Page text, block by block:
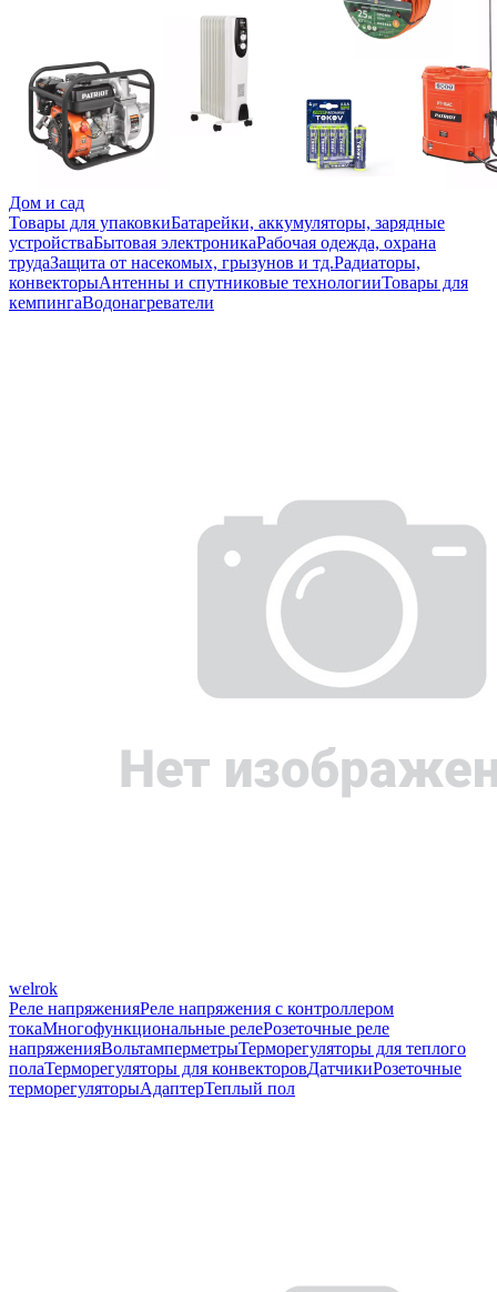
Дом и сад
Товары для упаковкиБатарейки, аккумуляторы, зарядные
устройстваБытовая электроникаРабочая одежда, охрана
трудаЗащита от насекомых, грызунов и тд.Радиаторы,
конвекторыАнтенны и спутниковые технологииТовары для
кемпингаВодонагреватели
welrok
Реле напряженияРеле напряжения с контроллером
токаМногофункциональные релеРозеточные реле
напряженияВольтамперметрыТерморегуляторы для теплого
полаТерморегуляторы для конвекторовДатчикиРозеточные
терморегуляторыАдаптерТеплый пол